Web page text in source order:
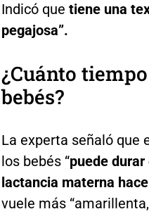
Indicó que tiene una
pegajosa”.
¿Cuánto
bebés?
La experta señaló que
los bebés “puede
lactancia materna
vuele más